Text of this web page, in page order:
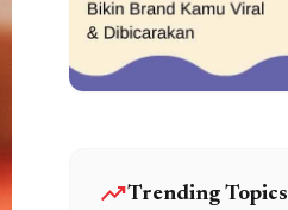
trending_upTrending Topics